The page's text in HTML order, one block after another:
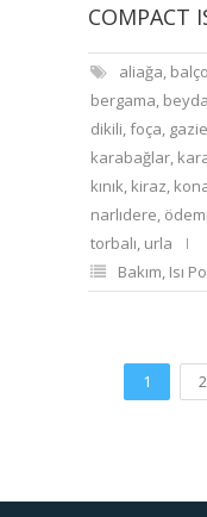
COMPACT
aliağa,
bergama,
dikili,foça,
karabağlar,
kınık, kiraz,
narlıdere,
torbalı, urla
Bakım, Isı
1 2